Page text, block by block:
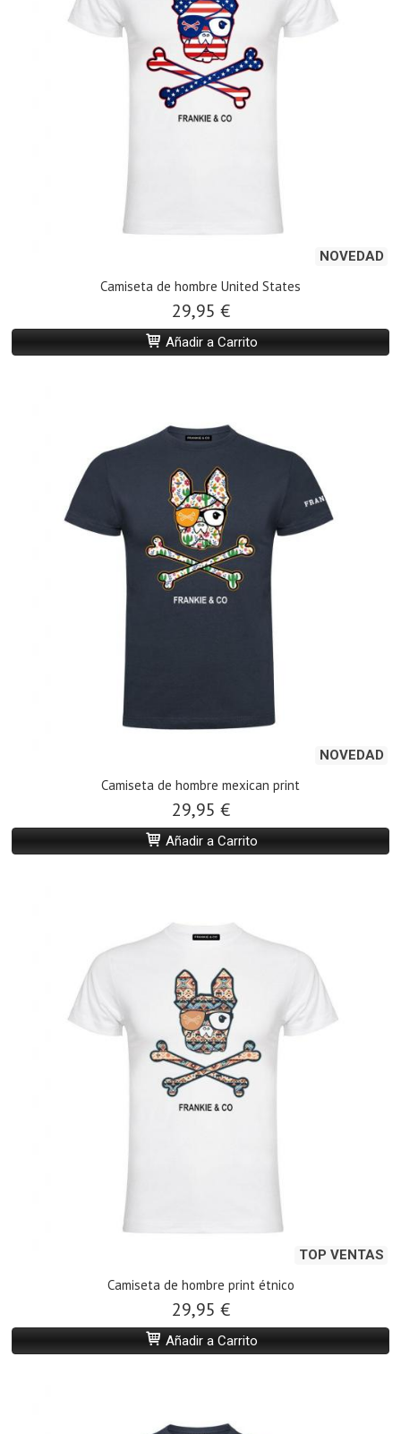
NOVEDAD
Camiseta de hombre United States
29,95 €
Añadir a Carrito
NOVEDAD
Camiseta de hombre mexican print
29,95 €
Añadir a Carrito
TOP VENTAS
Camiseta de hombre print étnico
29,95 €
Añadir a Carrito